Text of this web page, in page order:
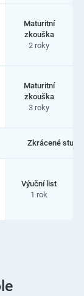
Maturitní
zkouška
2 roky
Maturitní
zkouška
3 roky
Zkrácené
Výuční list
1 rok